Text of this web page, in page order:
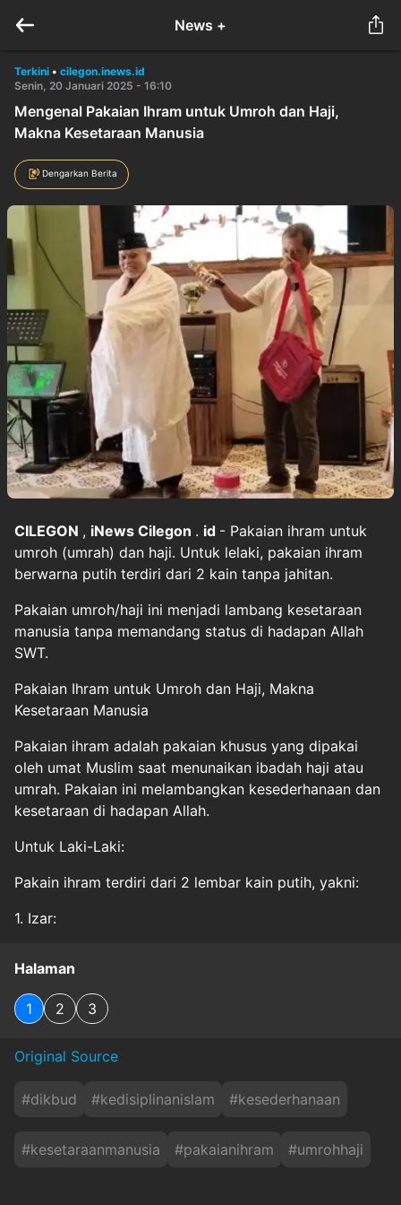
News +
Terkini • cilegon.inews.id
Senin, 20 Januari 2025 - 16:10
Mengenal Pakaian Ihram untuk Umroh dan Haji,
Makna Kesetaraan Manusia
Dengarkan Berita
CILEGON , iNews Cilegon . id - Pakaian ihram untuk
umroh (umrah) dan haji. Untuk lelaki, pakaian ihram
berwarna putih terdiri dari 2 kain tanpa jahitan.
Pakaian umroh/haji ini menjadi lambang kesetaraan
manusia tanpa memandang status di hadapan Allah
SWT.
Pakaian Ihram untuk Umroh dan Haji, Makna
Kesetaraan Manusia
Pakaian ihram adalah pakaian khusus yang dipakai
oleh umat Muslim saat menunaikan ibadah haji atau
umrah. Pakaian ini melambangkan kesederhanaan dan
kesetaraan di hadapan Allah.
Untuk Laki-Laki:
Pakain ihram terdiri dari 2 lembar kain putih, yakni:
1. Izar:
Halaman
1 2 3
Original Source
#dikbud #kedisiplinanislam #kesederhanaan
#kesetaraanmanusia #pakaianihram #umrohhaji